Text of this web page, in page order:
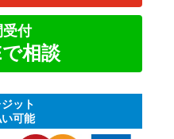
受付
相談
ット
可能